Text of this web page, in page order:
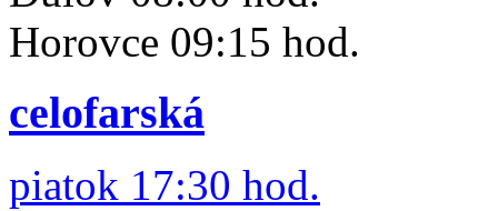
Horovce 09:15 hod.
celofarská
piatok 17:30 hod.